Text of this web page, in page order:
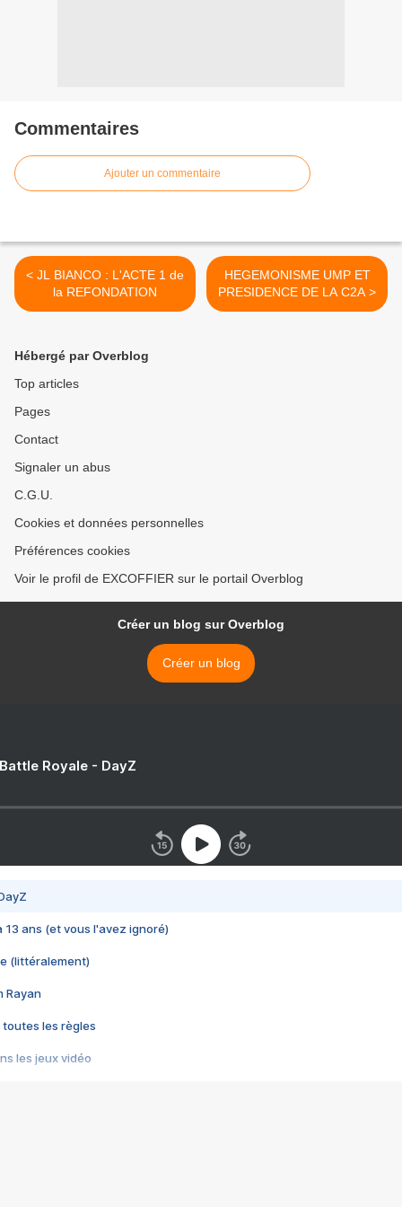
Commentaires
Ajouter un commentaire
< JL BIANCO : L'ACTE 1 de
la REFONDATION
HEGEMONISME UMP ET
PRESIDENCE DE LA C2A >
Hébergé par Overblog
Top articles
Pages
Contact
Signaler un abus
C.G.U.
Cookies et données personnelles
Préférences cookies
Voir le profil de EXCOFFIER sur le portail Overblog
Créer un blog sur Overblog
Créer un blog
Royale - DayZ
13 ans (et vous l'avez ignoré)
(littéralement)
Rayan
toutes les règles
les jeux vidéo